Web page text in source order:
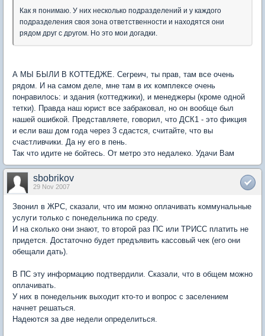
Как я понимаю. У них несколько подразделений и у каждого
подразделения своя зона ответственности и находятся они
рядом друг с другом. Но это мои догадки.
А МЫ БЫЛИ В КОТТЕДЖЕ. Сегреич, ты прав, там все очень
рядом. И на самом деле, мне там в их комплексе очень
понравилось: и здания (коттеджики), и менеджеры (кроме одной
тетки). Правда наш юрист все забраковал, но он вообще был
нашей ошибкой. Представляете, говорил, что ДСК1 - это фикция
и если ваш дом года через 3 сдастся, считайте, что вы
счастливчики. Да ну его в пень.
Так что идите не бойтесь. От метро это недалеко. Удачи Вам
sbobrikov
29 Nov 2007
Звонил в ЖРС, сказали, что им можно оплачивать коммунальные
услуги только с понедельника по среду.
И на сколько они знают, то второй раз ПС или ТРИСС платить не
придется. Достаточно будет предъявить кассовый чек (его они
обещали дать).
В ПС эту информацию подтвердили. Сказали, что в общем можно
оплачивать.
У них в понедельник выходит кто-то и вопрос с заселением
начнет решаться.
Надеются за две недели определиться.